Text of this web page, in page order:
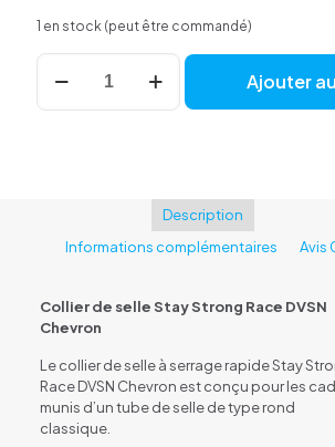
1 en stock (peut être commandé)
quantité
Collier
Chevron
Ajouter
Description
Informations complémentaires
Avis
Collier de selle Stay Strong Race DVSN
Chevron
Le collier de selle à serrage rapide Stay
Race DVSN Chevron est conçu pour les
munis d’un tube de selle de type rond
classique.